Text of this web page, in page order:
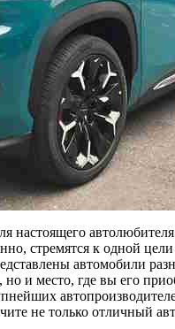
настоящего
стремятся к одной
автомобили
и место, где вы его
не только отличный